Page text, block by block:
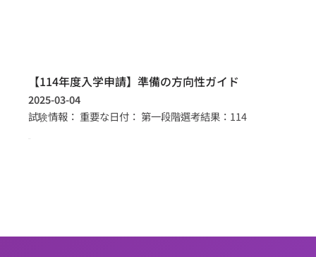
【114年度入学申請】準備の方向性ガイド
2025-03-04
試験情報： 重要な日付： 第一段階選考結果：114